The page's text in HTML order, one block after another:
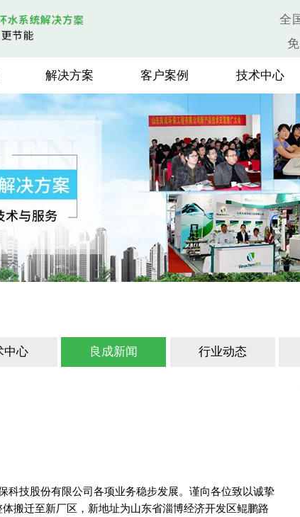
全
解决方案 客户案例 技术中心
中心 良成新闻 行业动态
技股份有限公司各项业务稳步发展。谨向各位致以诚挚
搬迁至新厂区，新地址为山东省淄博经济开发区鲲鹏路